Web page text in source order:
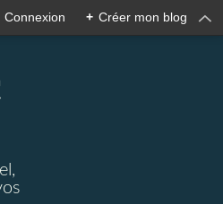
Connexion + Créer mon blog